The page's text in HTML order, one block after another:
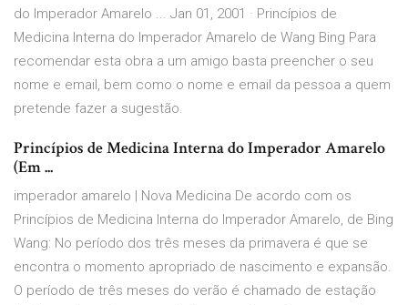
do Imperador Amarelo ... Jan 01, 2001 · Princípios de
Medicina Interna do Imperador Amarelo de Wang Bing Para
recomendar esta obra a um amigo basta preencher o seu
nome e email, bem como o nome e email da pessoa a quem
pretende fazer a sugestão.
Princípios de Medicina Interna do Imperador Amarelo
(Em ...
imperador amarelo | Nova Medicina De acordo com os
Princípios de Medicina Interna do Imperador Amarelo, de Bing
Wang: No período dos três meses da primavera é que se
encontra o momento apropriado de nascimento e expansão.
O período de três meses do verão é chamado de estação